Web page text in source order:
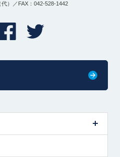
）／FAX：042-528-1442